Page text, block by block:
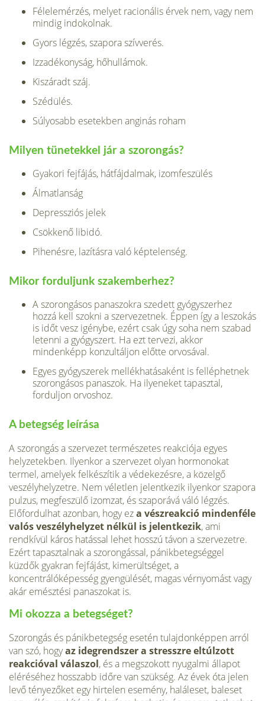
Félelemérzés, melyet racionális érvek nem, vagy nem
mindig indokolnak.
Gyors légzés, szapora szívverés.
Izzadékonyság, hőhullámok.
Kiszáradt száj.
Szédülés.
Súlyosabb esetekben anginás roham
Milyen tünetekkel jár a szorongás?
Gyakori fejfájás, hátfájdalmak, izomfeszülés
Álmatlanság
Depressziós jelek
Csökkenő libidó.
Pihenésre, lazításra való képtelenség.
Mikor forduljunk szakemberhez?
A szorongásos panaszokra szedett gyógyszerhez
hozzá kell szokni a szervezetnek. Éppen így a leszokás
is időt vesz igénybe, ezért csak úgy soha nem szabad
letenni a gyógyszert. Ha ezt tervezi, akkor
mindenképp konzultáljon előtte orvosával.
Egyes gyógyszerek mellékhatásaként is felléphetnek
szorongásos panaszok. Ha ilyeneket tapasztal,
forduljon orvoshoz.
A betegség leírása
A szorongás a szervezet természetes reakciója egyes
helyzetekben. Ilyenkor a szervezet olyan hormonokat
termel, amelyek felkészítik a védekezésre, a közelgő
veszélyhelyzetre. Nem véletlen jelentkezik ilyenkor szapora
pulzus, megfeszülő izomzat, és szaporává váló légzés.
Előfordulhat azonban, hogy eza vészreakció mindenféle
valós veszélyhelyzet nélkül is jelentkezik, ami
rendkívül káros hatással lehet hosszú távon a szervezetre.
Ezért tapasztalnak a szorongással, pánikbetegséggel
küzdők gyakran fejfájást, kimerültséget, a
koncentrálóképesség gyengülését, magas vérnyomást vagy
akár emésztési panaszokat is.
Mi okozza a betegséget?
Szorongás és pánikbetegség esetén tulajdonképpen arról
van szó, hogyaz idegrendszer a stresszre eltúlzott
reakcióval válaszol, és a megszokott nyugalmi állapot
eléréséhez hosszabb időre van szükség. Az évek óta jelen
levő tényezőket egy hirtelen esemény, haláleset, baleset